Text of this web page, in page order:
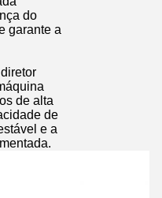
do
garante a
de alta
de
e a